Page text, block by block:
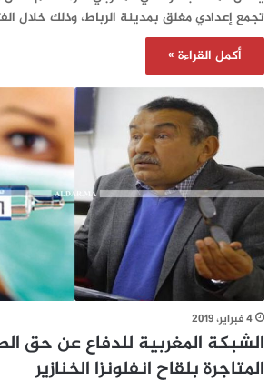
تجمع إعدادي مغلق بمدينة الرباط، وذلك خلال
أكمل القراءة »
4 فبراير، 2019
الشبكة المغربية للدفاع عن حق
المتاجرة بلقاح انفلونزا الخنازير